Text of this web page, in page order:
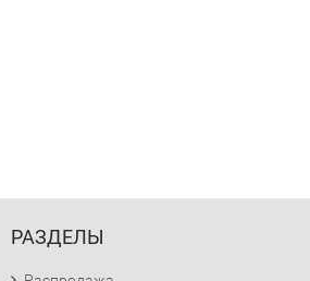
РАЗДЕЛЫ